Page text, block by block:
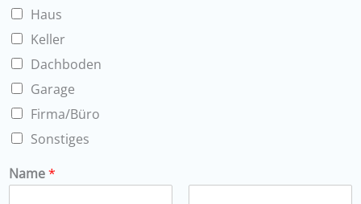
Haus
Keller
Dachboden
Garage
Firma/Büro
Sonstiges
Name*